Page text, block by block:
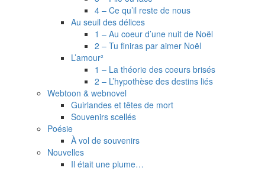
4 – Ce qu’il reste de nous
Au seuil des délices
1 – Au coeur d’une nuit de Noël
2 – Tu finiras par aimer Noël
L’amour²
1 – La théorie des coeurs brisés
2 – L’hypothèse des destins liés
Webtoon & webnovel
Guirlandes et têtes de mort
Souvenirs scellés
Poésie
À vol de souvenirs
Nouvelles
Il était une plume…